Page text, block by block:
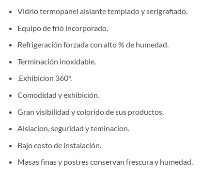
Vidrio termopanel aislante templado y serigrafiado.
Equipo de frió incorporado.
Refrigeración forzada con alto % de humedad.
Terminación inoxidable.
.Exhibicion 360°.
Comodidad y exhibición.
Gran visibilidad y colorido de sus productos.
Aislacion, seguridad y teminacion.
Bajo costo de instalación.
Masas finas y postres conservan frescura y humedad.